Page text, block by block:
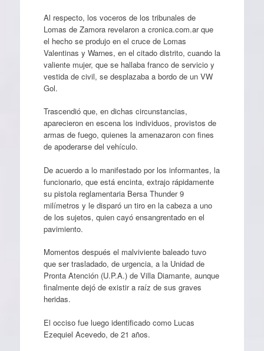
Al respecto, los voceros de los tribunales de
Lomas de Zamora revelaron a cronica.com.ar que
el hecho se produjo en el cruce de Lomas
Valentinas y Warnes, en el citado distrito, cuando la
valiente mujer, que se hallaba franco de servicio y
vestida de civil, se desplazaba a bordo de un VW
Gol.
Trascendió que, en dichas circunstancias,
aparecieron en escena los individuos, provistos de
armas de fuego, quienes la amenazaron con fines
de apoderarse del vehículo.
De acuerdo a lo manifestado por los informantes, la
funcionario, que está encinta, extrajo rápidamente
su pistola reglamentaria Bersa Thunder 9
milímetros y le disparó un tiro en la cabeza a uno
de los sujetos, quien cayó ensangrentado en el
pavimiento.
Momentos después el malviviente baleado tuvo
que ser trasladado, de urgencia, a la Unidad de
Pronta Atención (U.P.A.) de Villa Diamante, aunque
finalmente dejó de existir a raíz de sus graves
heridas.
El occiso fue luego identificado como Lucas
Ezequiel Acevedo, de 21 años.